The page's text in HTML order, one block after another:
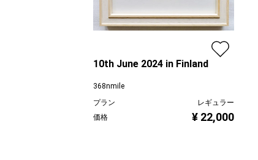
10th June 2024 in Finland
368nmile
プラン
レギュラー
価格
¥ 22,000